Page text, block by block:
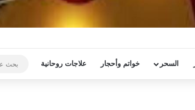
السحر خواتم وأحجار علاجات روحانية